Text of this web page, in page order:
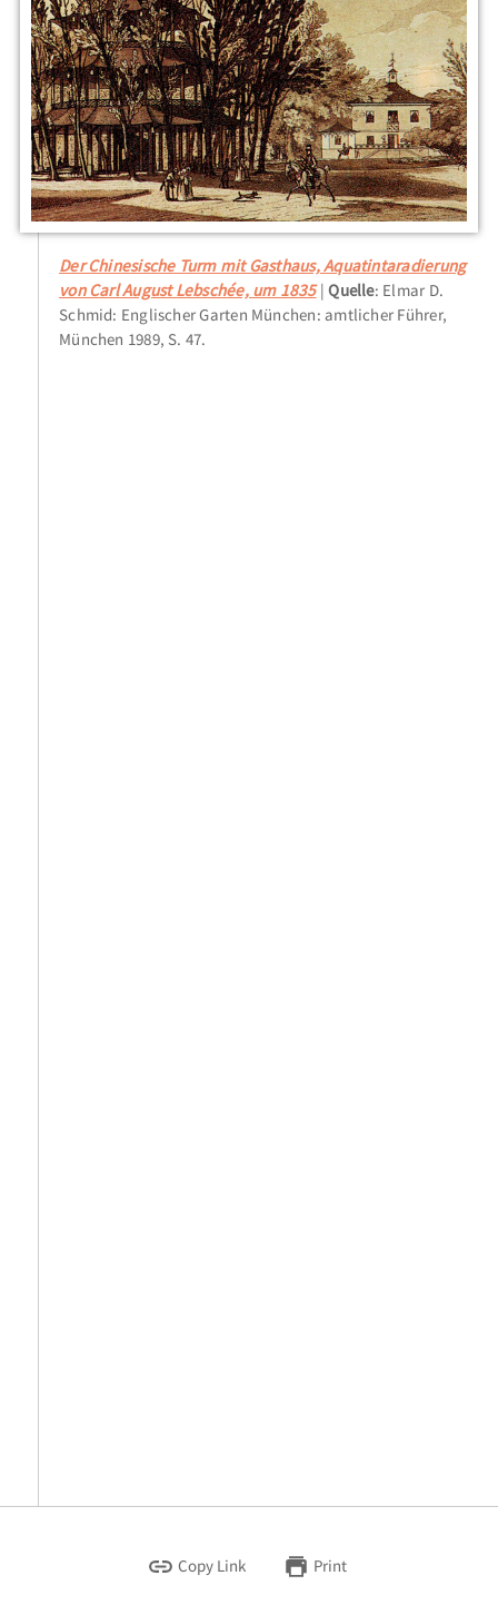
Der Chinesische Turm mit Gasthaus, Aquatintaradierung
von Carl August Lebschée, um 1835 Quelle: Elmar D.
Schmid: Englischer Garten München: amtlicher Führer,
München 1989, S. 47.
Copy Link Print